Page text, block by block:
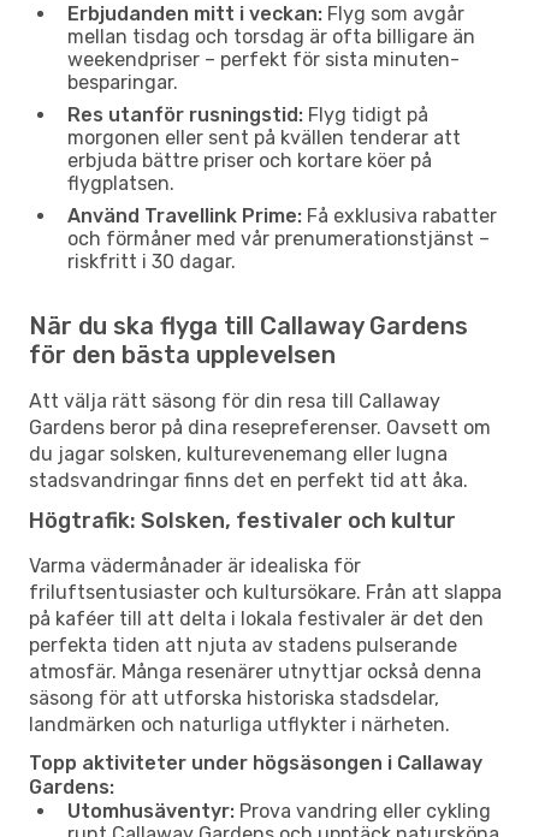
Erbjudanden mitt i veckan: Flyg som avgår
mellan tisdag och torsdag är ofta billigare än
weekendpriser – perfekt för sista minuten-
besparingar.
Res utanför rusningstid: Flyg tidigt på
morgonen eller sent på kvällen tenderar att
erbjuda bättre priser och kortare köer på
flygplatsen.
Använd Travellink Prime: Få exklusiva rabatter
och förmåner med vår prenumerationstjänst –
riskfritt i 30 dagar.
När du ska flyga till Callaway Gardens
för den bästa upplevelsen
Att välja rätt säsong för din resa till Callaway
Gardens beror på dina resepreferenser. Oavsett om
du jagar solsken, kulturevenemang eller lugna
stadsvandringar finns det en perfekt tid att åka.
Högtrafik: Solsken, festivaler och kultur
Varma vädermånader är idealiska för
friluftsentusiaster och kultursökare. Från att slappa
på kaféer till att delta i lokala festivaler är det den
perfekta tiden att njuta av stadens pulserande
atmosfär. Många resenärer utnyttjar också denna
säsong för att utforska historiska stadsdelar,
landmärken och naturliga utflykter i närheten.
Topp aktiviteter under högsäsongen i Callaway
Gardens:
Utomhusäventyr: Prova vandring eller cykling